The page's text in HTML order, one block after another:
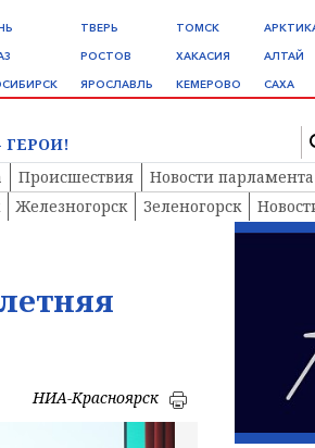
ТВЕРЬ
РОСТОВ
ЯРОСЛАВЛЬ
ТОМСК
ХАКАСИЯ
КЕМЕРОВО
АЛТАЙ
САХА
ГЕРОИ!
Происшествия Новости парламента
Железногорск Зеленогорск
НИА-Красноярск